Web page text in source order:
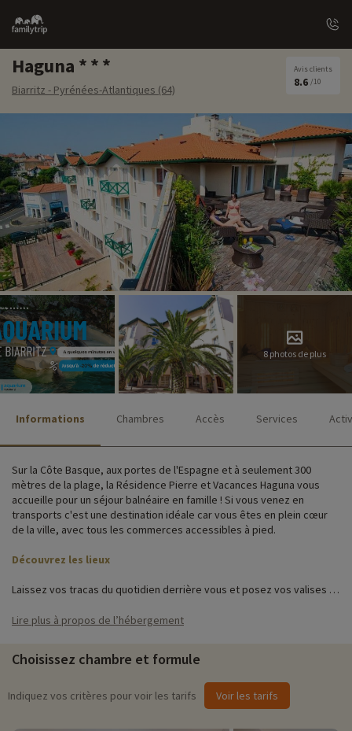
Family
trip
Haguna
Biarritz - Pyrénées-Atlantiques (64)
Avis clients
8.6 /10
8 photos de plus
Informations Chambres Accès Services
Sur la Côte Basque, aux portes de l'Espagne et à seulement 300
mètres de la plage, la Résidence Pierre et Vacances Haguna vous
accueille pour un séjour balnéaire en famille ! Si vous venez en
transports c'est une destination idéale car vous êtes en plein cœur
de la ville, avec tous les commerces accessibles à pied.
Découvrez les lieux
Laissez vos tracas du quotidien derrière vous et posez vos valises !
qu'un parking, un service de prêt de matériel de puériculture et
Au coeur du quartier commerçant de Saint-Charles, la résidence vous
propose des appartements récemment rénovés, spacieux,
confortables et fonctionnels sur 5 étages. Chaque appartement
dispose des équipements suivants : réfrigérateur, four à micro-
Lire plus à propos de l’hébergement
Choisissez chambre et formule
Indiquez vos critères pour voir les tarifs Voir les tarifs